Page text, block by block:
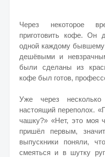
Через некоторое
приготовить кофе. Он
одной каждому бывшему
дешёвыми и
были сделаны из
кофе был готов,
Уже через
настоящий переполох.
чашку?» «Нет, это моя
пришёл первым,
выпускники поняли,
смеяться и в шутку